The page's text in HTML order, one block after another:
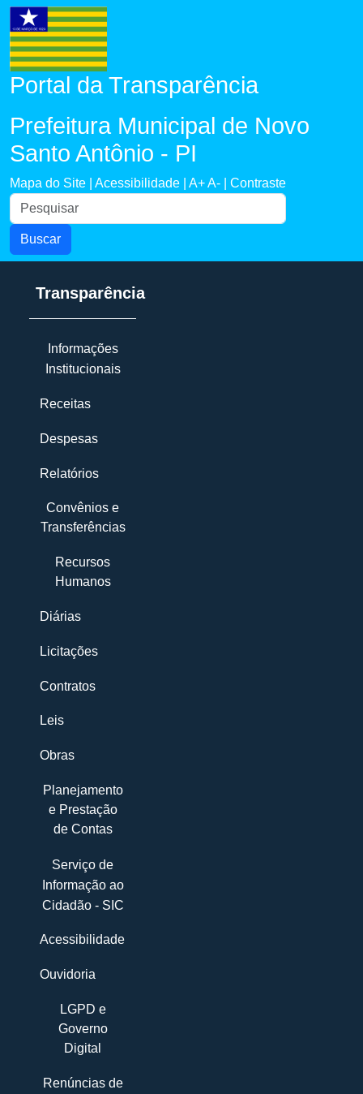
Portal da Transparência
Prefeitura Municipal de Novo
Santo Antônio - PI
Mapa do Site | Acessibilidade | A+A- | Contraste
Buscar
Transparência
Informações
Institucionais
Receitas
Despesas
Relatórios
Convênios e
Transferências
Recursos
Humanos
Diárias
Licitações
Contratos
Leis
Obras
Planejamento
e Prestação
de Contas
Serviço de
Informação ao
Cidadão - SIC
Acessibilidade
Ouvidoria
LGPD e
Governo
Digital
Renúncias de